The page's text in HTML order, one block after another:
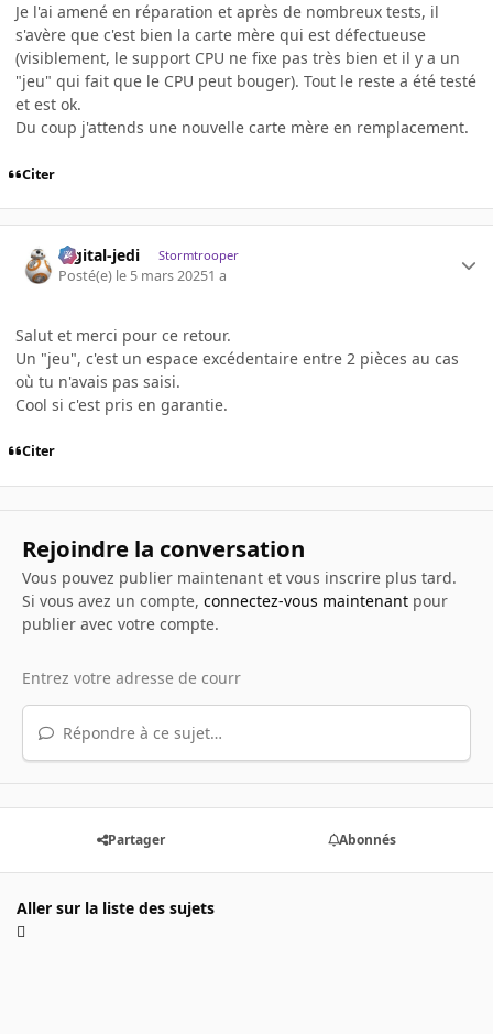
Je l'ai amené en réparation et après de nombreux tests, il
s'avère que c'est bien la carte mère qui est défectueuse
(visiblement, le support CPU ne fixe pas très bien et il y a un
"jeu" qui fait que le CPU peut bouger). Tout le reste a été testé
et est ok.
Du coup j'attends une nouvelle carte mère en remplacement.
Citer
digital-jedi Stormtrooper
Posté(e) le 5 mars 20251 a
Salut et merci pour ce retour.
Un "jeu", c'est un espace excédentaire entre 2 pièces au cas
où tu n'avais pas saisi.
Cool si c'est pris en garantie.
Citer
Rejoindre la conversation
Vous pouvez publier maintenant et vous inscrire plus tard.
Si vous avez un compte, connectez-vous maintenantpour
publier avec votre compte.
Répondre à ce sujet…
Partager Abonnés
Aller sur la liste des sujets